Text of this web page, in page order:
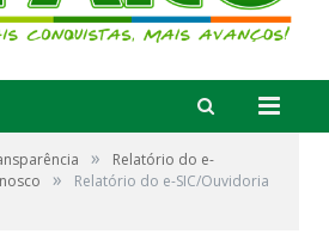
»
Relatório do e-
»
Relatório do e-SIC/Ouvidoria